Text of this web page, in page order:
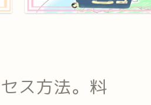
ス方法。料